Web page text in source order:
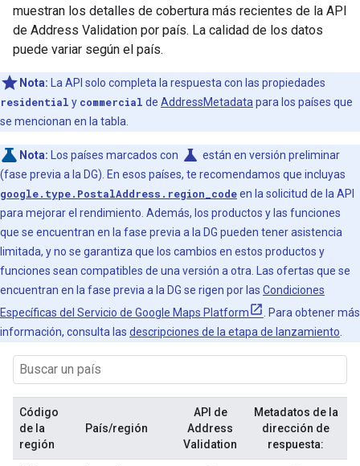
muestran los detalles de cobertura más recientes de la API
de Address Validation por país. La calidad de los datos
puede variar según el país.
Nota: La API solo completa la respuesta con las propiedades
residential y commercial de AddressMetadata para los países que
se mencionan en la tabla.
Nota: Los países marcados con science están en versión preliminar
(fase previa a la DG). En esos países, te recomendamos que incluyas
google.type.PostalAddress.region_codeen la solicitud de la API
para mejorar el rendimiento. Además, los productos y las funciones
que se encuentran en la fase previa a la DG pueden tener asistencia
limitada, y no se garantiza que los cambios en estos productos y
funciones sean compatibles de una versión a otra. Las ofertas que se
encuentran en la fase previa a la DG se rigen por las Condiciones
Específicas del Servicio de Google Maps Platform
. Para obtener más
información, consulta las descripciones de la etapa de lanzamiento
Código
de la
región
País/región
API de
Address
Validation
Metadatos de la
dirección de
respuesta: